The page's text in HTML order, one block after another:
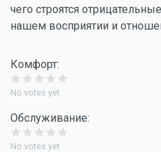
чего строятся
нашем восприятии и
Комфорт:
No votes yet
Обслуживание:
No votes yet